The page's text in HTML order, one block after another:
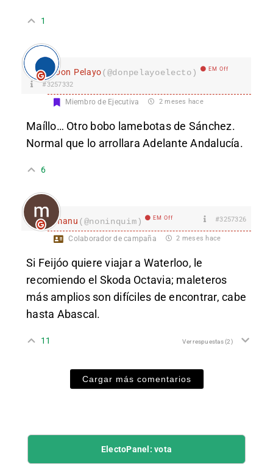
1
Don Pelayo(@donpelayoelecto) EM Off
#3257332
Miembro de Ejecutiva 2 meses hace
Maíllo… Otro bobo lamebotas de Sánchez.
Normal que lo arrollara Adelante Andalucía.
6
manu (@noninquim) EM Off #3257326
Colaborador de campaña 2 meses hace
Si Feijóo quiere viajar a Waterloo, le
recomiendo el Skoda Octavia; maleteros
más amplios son difíciles de encontrar, cabe
hasta Abascal.
11 Ver respuestas(2)
Cargar más comentarios
ElectoPanel: vota